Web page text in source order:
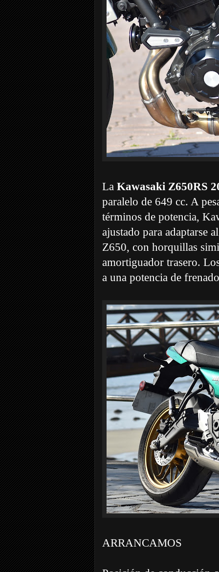
La Kawasaki Z650RS
paralelo de 649 cc. A
términos de potencia,
ajustado para adaptarse
Z650, con horquillas
amortiguador trasero.
a una potencia de
ARRANCAMOS